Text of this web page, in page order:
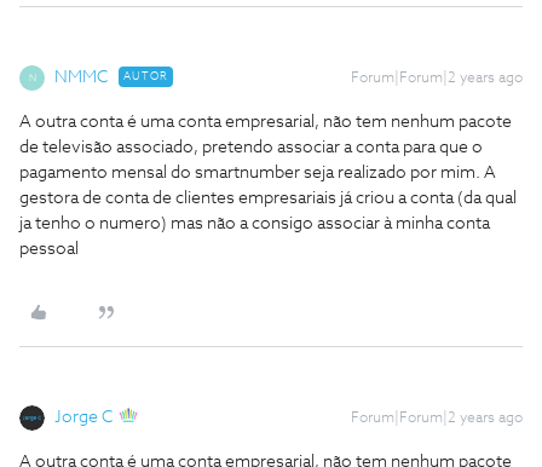
N NMMC AUTOR Forum|Forum|2 years ago
A outra conta é uma conta empresarial, não tem nenhum pacote
de televisão associado, pretendo associar a conta para que o
pagamento mensal do smartnumber seja realizado por mim. A
gestora de conta de clientes empresariais já criou a conta (da qual
ja tenho o numero) mas não a consigo associar à minha conta
pessoal
Jorge C Forum|Forum|2 years ago
A outra conta é uma conta empresarial, não tem nenhum pacote